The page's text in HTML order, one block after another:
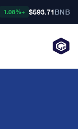
BNB
$593.71
+1.08%